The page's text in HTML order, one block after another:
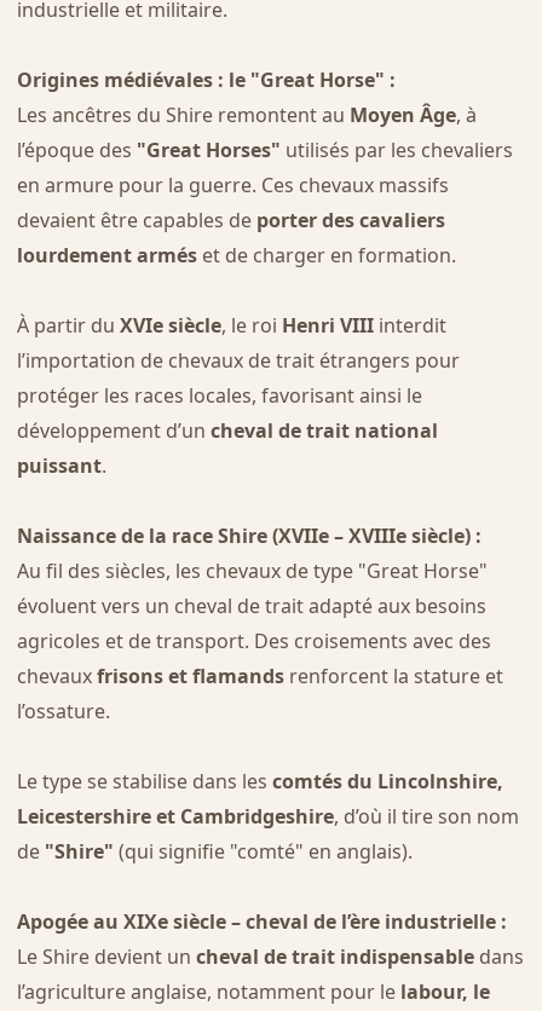
industrielle et militaire.
Origines médiévales : le "Great Horse" :
Les ancêtres du Shire remontent au Moyen Âge, à
l’époque des "Great Horses" utilisés par les chevaliers
en armure pour la guerre. Ces chevaux massifs
devaient être capables de porter des cavaliers
lourdement arméset de charger en formation.
À partir du XVIe siècle, le roi Henri VIIIinterdit
l’importation de chevaux de trait étrangers pour
protéger les races locales, favorisant ainsi le
développement d’un cheval de trait national
puissant.
Naissance de la race Shire (XVIIe – XVIIIe siècle) :
Au fil des siècles, les chevaux de type "Great Horse"
évoluent vers un cheval de trait adapté aux besoins
agricoles et de transport. Des croisements avec des
chevauxfrisons et flamandsrenforcent la stature et
l’ossature.
Le type se stabilise dans les comtés du Lincolnshire,
Leicestershire et Cambridgeshire, d’où il tire son nom
de "Shire" (qui signifie "comté" en anglais).
Apogée au XIXe siècle – cheval de l’ère industrielle :
Le Shire devient un cheval de trait indispensabledans
l’agriculture anglaise, notamment pour le labour, le